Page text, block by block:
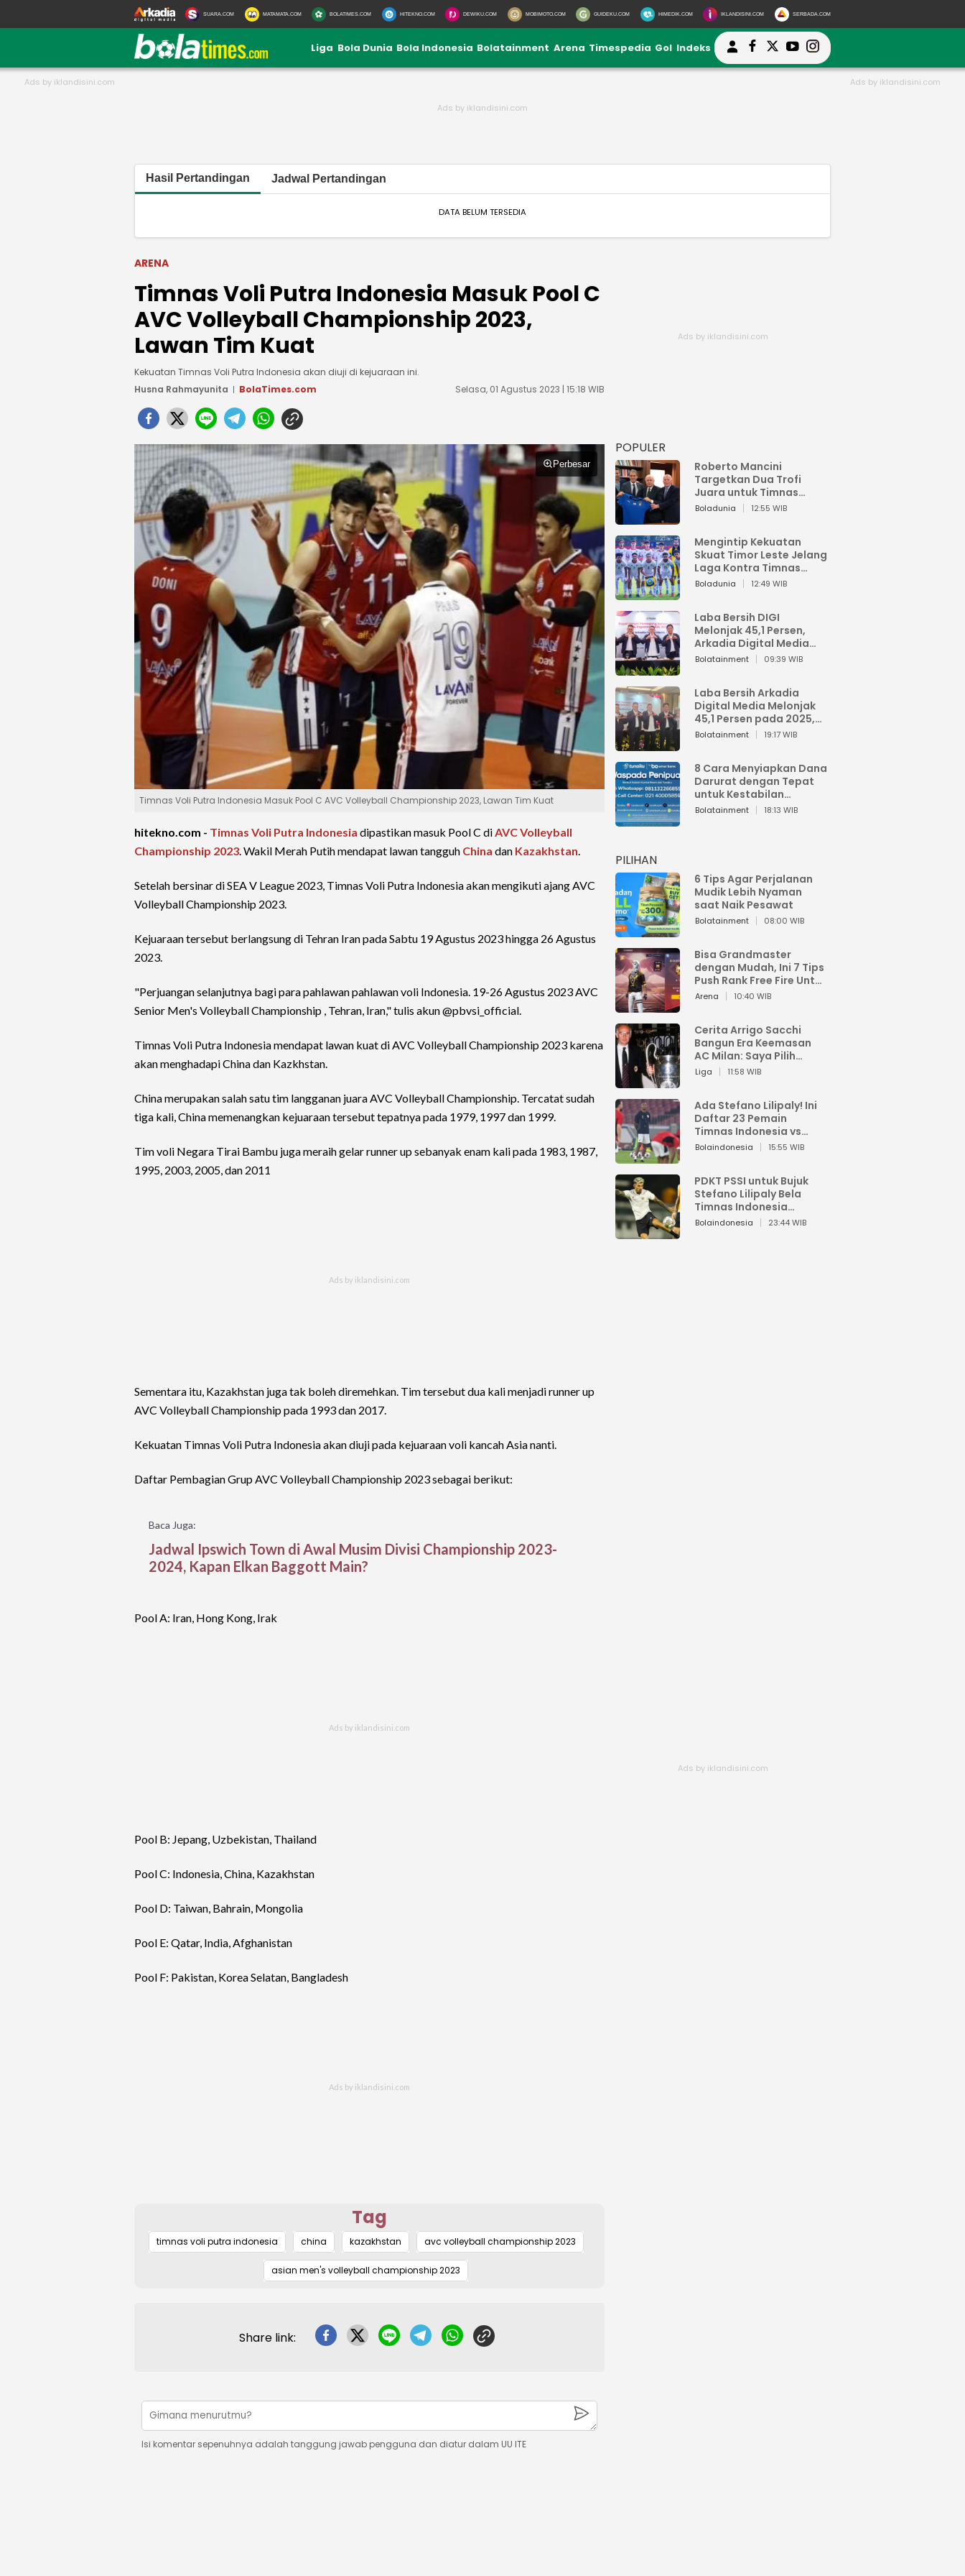
SUARA.COM MATAMATA.COM BOLATIMES.COM HITEKNO.COM DEWIKU.COM MOBIMOTO.COM GUIDEKU.COM HIMEDIK.COM IKLANDISINI.COM SERBADA.COM
Liga Bola Dunia Bola Indonesia Bolatainment Arena Timespedia Gol Indeks
Hasil Pertandingan Jadwal Pertandingan
DATA BELUM TERSEDIA
ARENA
Timnas Voli Putra Indonesia Masuk Pool C
AVC Volleyball Championship 2023,
Lawan Tim Kuat
Kekuatan Timnas Voli Putra Indonesia akan diuji di kejuaraan ini.
Husna Rahmayunita
BolaTimes.com Selasa, 01 Agustus 2023 | 15:18 WIB
Perbesar
Timnas Voli Putra Indonesia Masuk Pool C AVC Volleyball Championship 2023, Lawan Tim Kuat
hitekno.com - Timnas Voli Putra Indonesia dipastikan masuk Pool C diAVC Volleyball
Championship 2023. Wakil Merah Putih mendapat lawan tangguh China dan Kazakhstan.
Setelah bersinar di SEA V League 2023, Timnas Voli Putra Indonesia akan mengikuti ajang AVC
Volleyball Championship 2023.
Kejuaraan tersebut berlangsung di Tehran Iran pada Sabtu 19 Agustus 2023 hingga 26 Agustus
2023.
"Perjuangan selanjutnya bagi para pahlawan pahlawan voli Indonesia. 19-26 Agustus 2023 AVC
Senior Men's Volleyball Championship , Tehran, Iran," tulis akun @pbvsi_official.
Timnas Voli Putra Indonesia mendapat lawan kuat di AVC Volleyball Championship 2023 karena
akan menghadapi China dan Kazkhstan.
China merupakan salah satu tim langganan juara AVC Volleyball Championship. Tercatat sudah
tiga kali, China memenangkan kejuaraan tersebut tepatnya pada 1979, 1997 dan 1999.
Tim voli Negara Tirai Bambu juga meraih gelar runner up sebanyak enam kali pada 1983, 1987,
1995, 2003, 2005, dan 2011
Sementara itu, Kazakhstan juga tak boleh diremehkan. Tim tersebut dua kali menjadi runner up
AVC Volleyball Championship pada 1993 dan 2017.
Kekuatan Timnas Voli Putra Indonesia akan diuji pada kejuaraan voli kancah Asia nanti.
Daftar Pembagian Grup AVC Volleyball Championship 2023 sebagai berikut:
Baca Juga:
Jadwal Ipswich Town di Awal Musim Divisi Championship 2023-
2024, Kapan Elkan Baggott Main?
Pool A: Iran, Hong Kong, Irak
Pool B: Jepang, Uzbekistan, Thailand
Pool C: Indonesia, China, Kazakhstan
Pool D: Taiwan, Bahrain, Mongolia
Pool E: Qatar, India, Afghanistan
Pool F: Pakistan, Korea Selatan, Bangladesh
Tag
timnas voli putra indonesia china kazakhstan avc volleyball championship 2023
asian men's volleyball championship 2023
Share link:
Isi komentar sepenuhnya adalah tanggung jawab pengguna dan diatur dalam UU ITE
POPULER
Roberto Mancini
Targetkan Dua Trofi
Juara untuk Timnas
Italia
Boladunia 12:55 WIB
Mengintip Kekuatan
Skuat Timor Leste Jelang
Laga Kontra Timnas
Indonesia di Piala AFF
Boladunia 12:49 WIB
Laba Bersih DIGI
Melonjak 45,1 Persen,
Arkadia Digital Media
Perkuat Bisnis AI dan
Bolatainment 09:39 WIB
Laba Bersih Arkadia
Digital Media Melonjak
45,1 Persen pada 2025,
Sentuh Rp1,76 Miliar
Bolatainment 19:17 WIB
8 Cara Menyiapkan Dana
Darurat dengan Tepat
untuk Kestabilan
Keuangan
Bolatainment 18:13 WIB
PILIHAN
6 Tips Agar Perjalanan
Mudik Lebih Nyaman
saat Naik Pesawat
Bolatainment 08:00 WIB
Bisa Grandmaster
dengan Mudah, Ini 7 Tips
Push Rank Free Fire Untuk
Pemula
Arena 10:40 WIB
Cerita Arrigo Sacchi
Bangun Era Keemasan
AC Milan: Saya Pilih
Pemain dari Isi Otaknya
Liga 11:58 WIB
Ada Stefano Lilipaly! Ini
Daftar 23 Pemain
Timnas Indonesia vs
China
Bolaindonesia 15:55 WIB
PDKT PSSI untuk Bujuk
Stefano Lilipaly Bela
Timnas Indonesia
Berakhir Berantakan
Bolaindonesia 23:44 WIB